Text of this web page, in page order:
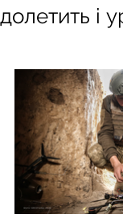
долетить і